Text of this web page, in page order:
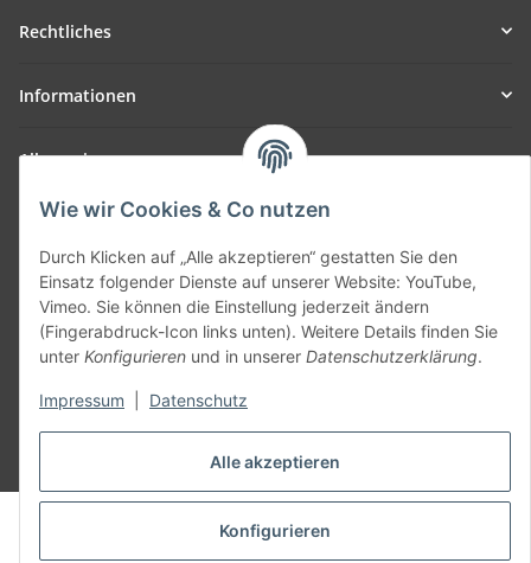
Alle akzeptieren
Konfigurieren
Wie wir Cookies & Co nutzen
Durch Klicken auf „Alle akzeptieren“ gestatten Sie den
Einsatz folgender Dienste auf unserer Website: YouTube,
Vimeo. Sie können die Einstellung jederzeit ändern
(Fingerabdruck-Icon links unten). Weitere Details finden Sie
unter Konfigurieren und in unserer Datenschutzerklärung.
Impressum Datenschutz
Rechtliches
Informationen
Allgemein
Teil unseres Netzwerks:
SmoliTec - Safety. Simplified. Worldwide. ( B2B Shop )
Vertrag widerrufen
* Alle Preise inkl. gesetzlicher USt., zzgl.Versand
© voltmaster.de
Powered byJTL-Shop